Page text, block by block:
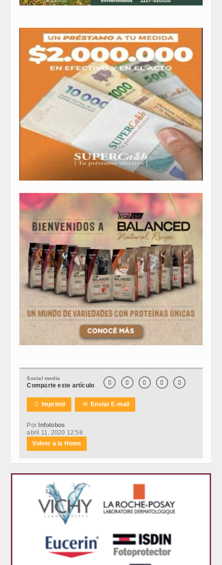
Social media
Comparte este artículo     
 Imprimir ✉Enviar E-mail
Por Infolobos
abril 11, 2020 12:58
Volver a la Home